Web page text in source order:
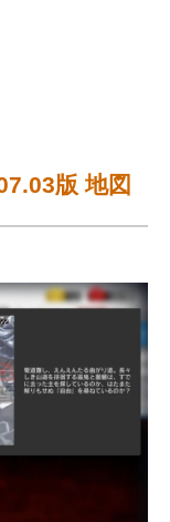
版 地図